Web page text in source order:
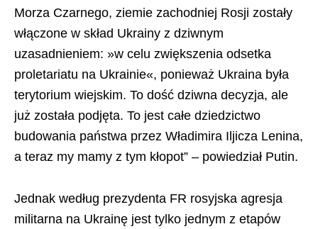
Morza Czarnego, ziemie zachodniej Rosji zostały
włączone w skład Ukrainy z dziwnym
uzasadnieniem: »w celu zwiększenia odsetka
proletariatu na Ukrainie«, ponieważ Ukraina była
terytorium wiejskim. To dość dziwna decyzja, ale
już została podjęta. To jest całe dziedzictwo
budowania państwa przez Władimira Iljicza Lenina,
a teraz my mamy z tym kłopot” – powiedział Putin.
Jednak według prezydenta FR rosyjska agresja
militarna na Ukrainę jest tylko jednym z etapów